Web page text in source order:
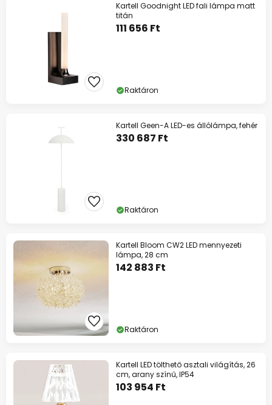
Kartell Goodnight LED fali lámpa matt
titán
111 656 Ft
Raktáron
Kartell Geen-A LED-es állólámpa, fehér
330 687 Ft
Raktáron
Kartell Bloom CW2 LED mennyezeti
lámpa, 28 cm
142 883 Ft
Raktáron
Kartell LED tölthető asztali világítás, 26
cm, arany színű, IP54
103 954 Ft